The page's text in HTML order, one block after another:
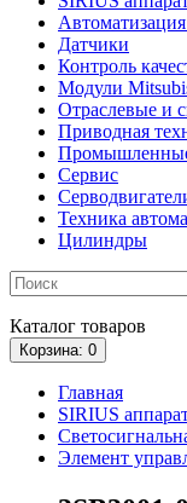
Датчики
Контроль
Модули
Отраслевые и
Приводная
Сервис
Техника
Цилиндры
Каталог товаров
Корзина: 0
Главная
SIRIUS
Элемент